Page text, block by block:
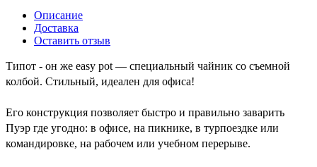
Описание
Доставка
Оставить отзыв
Типот - он же easy pot — специальный чайник со съемной
колбой. Стильный, идеален для офиса!
Его конструкция позволяет быстро и правильно заварить
Пуэр где угодно: в офисе, на пикнике, в турпоездке или
командировке, на рабочем или учебном перерыве.